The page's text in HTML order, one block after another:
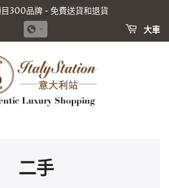
300品牌 - 免費送貨和退貨
大車
二手